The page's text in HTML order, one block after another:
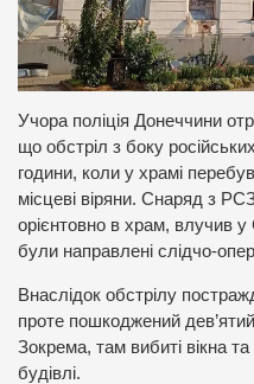
Учора поліція Донеччини
що обстріл з боку
години, коли у храмі
місцеві віряни. Снаряд з
орієнтовно в храм, влучив
були направлені слідчо-
Внаслідок обстрілу
проте пошкоджений
Зокрема, там вибиті вікна
будівлі.